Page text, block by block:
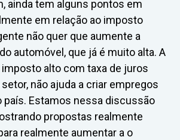
ainda tem alguns pontos em
em relação ao imposto
não quer que aumente a
automóvel, que já é muito alta. A
alto com taxa de juros
não ajuda a criar empregos
país. Estamos nessa discussão
propostas realmente
realmente aumentar a o